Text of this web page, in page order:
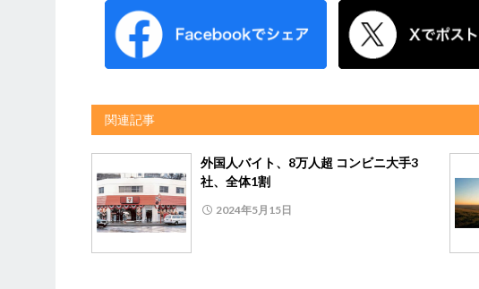
関連記事
外国人バイト、8万人超 コンビニ大手3
社、全体1割
2024年5月15日